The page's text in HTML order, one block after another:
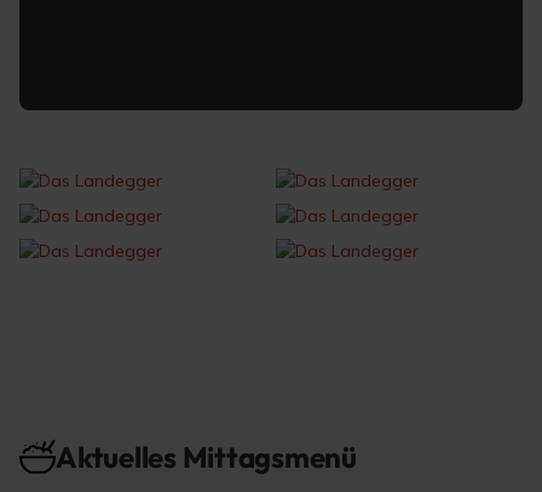
Aktuelles Mittagsmenü